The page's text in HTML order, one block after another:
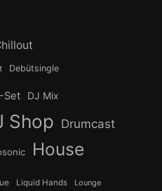
Debütsingle
Set DJ Mix
Shop Drumcast
House
Liquid Hands Lounge